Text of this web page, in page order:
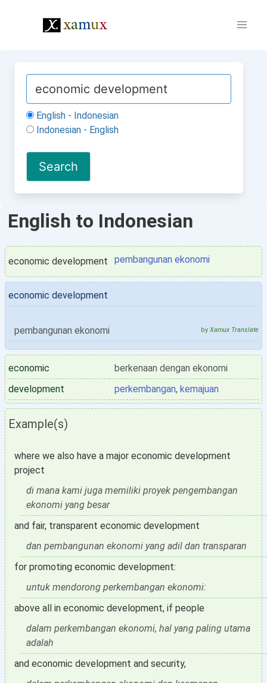
English - Indonesian
Indonesian - English
English to Indonesian
economic development pembangunan ekonomi
economic development
pembangunan ekonomi by Xamux Translate
economic
berkenaan dengan ekonomi
development
perkembangan, kemajuan
Example(s)
where we also have a major economic development
project
di mana kami juga memiliki proyek pengembangan
ekonomi yang besar
and fair, transparent economic development
dan pembangunan ekonomi yang adil dan transparan
for promoting economic development:
untuk mendorong perkembangan ekonomi:
above all in economic development, if people
dalam perkembangan ekonomi, hal yang paling utama
adalah
and economic development and security,